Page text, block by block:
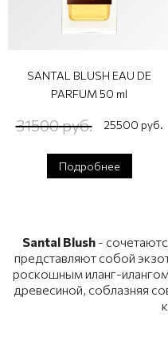
SANTAL BLUSH EAU DE
PARFUM 50 ml
31500 руб. 25500 руб.
Подробнее
Santal Blush -
представляют собой
роскошным иланг-
древесиной, соблазняя